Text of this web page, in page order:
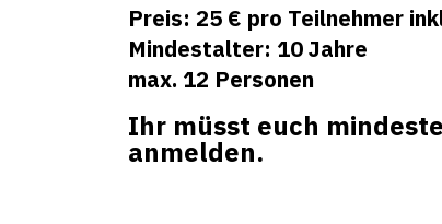
Preis: 25 € pro Teilnehmer
Mindestalter: 10 Jahre
max. 12 Personen
Ihr müsst euch
anmelden.